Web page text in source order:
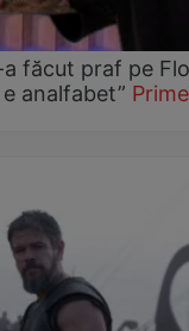
făcut praf pe
analfabet”